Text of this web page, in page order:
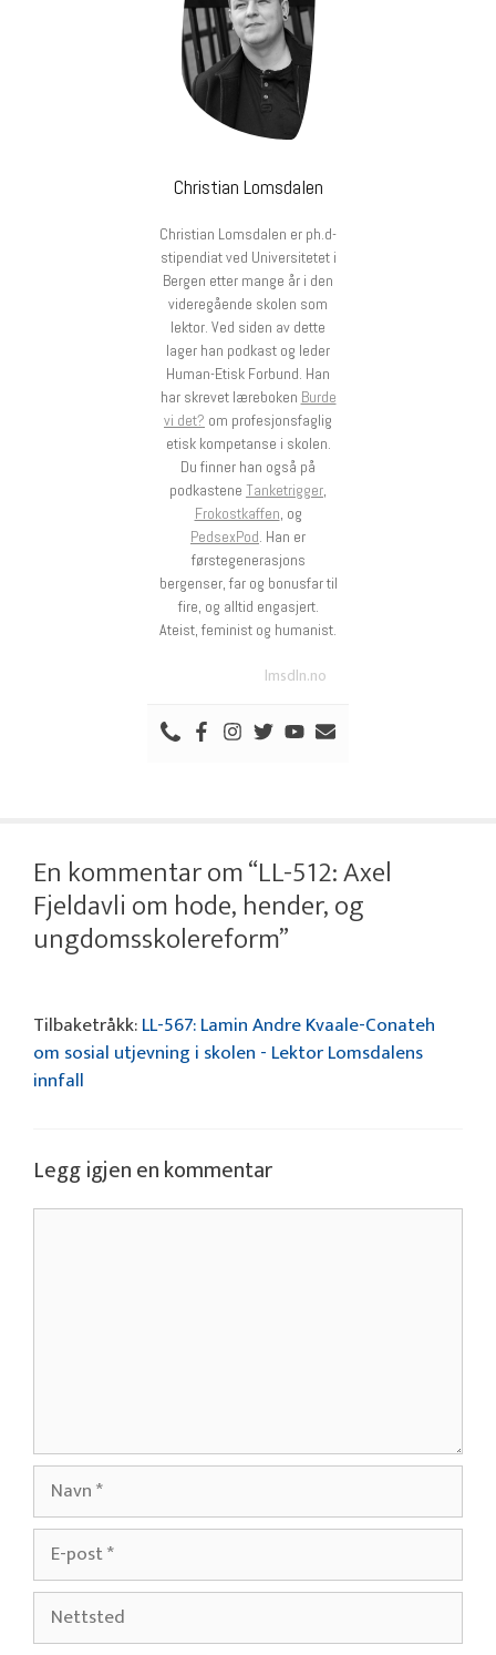
Christian Lomsdalen
Christian Lomsdalen er ph.d-
stipendiat ved Universitetet i
Bergen etter mange år i den
videregående skolen som
lektor. Ved siden av dette
lager han podkast og leder
Human-Etisk Forbund. Han
har skrevet læreboken Burde
vi det? om profesjonsfaglig
etisk kompetanse i skolen.
Du finner han også på
podkastene Tanketrigger
Frokostkaffen , og
PedsexPod . Han er
førstegenerasjons
bergenser, far og bonusfar til
fire, og alltid engasjert.
Ateist, feminist og humanist.
lmsdln.no
En kommentar om “LL-512: Axel
Fjeldavli om hode, hender, og
ungdomsskolereform”
Tilbaketråkk:LL-567: Lamin Andre Kvaale-Conateh
om sosial utjevning i skolen - Lektor Lomsdalens
innfall
Legg igjen en kommentar
Navn
post
Nettsted